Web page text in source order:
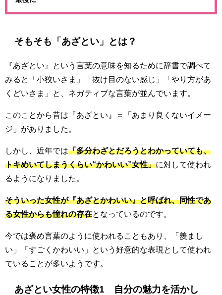
そもそも「あざとい」とは？
『あざとい』という言葉の意味を知るために辞書で調べて
みると「小狡いさま」「抜け目のない感じ」「やり方があ
くどいさま」と、ネガティブな言葉が並んでいます。
このことから昔は『あざとい』＝「あまり良くないイメー
ジ」がありました。
しかし、近年では「多分わざとだろうとわかっていても、
トキめいてしまうくらい“かわいい”女性」に対して使われ
るようになりました。
そういった女性が『あざとかわいい』と呼ばれ、同性であ
る女性からも憧れの存在となっているのです。
今では褒め言葉のように使われることもあり、「羨まし
い」「すごくかわいい」という好意的な表現として使われ
ていることが多いようです。
あざとい女性の特徴1 自分の魅力を活かし